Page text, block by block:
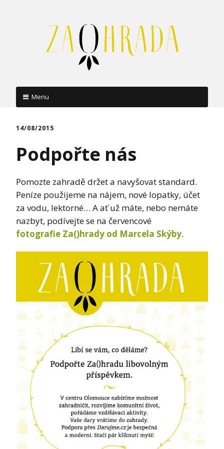
Menu
14/08/2015
Podpořte nás
Pomozte zahradě držet a navyšovat standard.
Peníze použijeme na nájem, nové lopatky, účet
za vodu, lektorné… A ať už máte, nebo nemáte
nazbyt, podívejte se na červencové
fotografie Za()hrady od Marcela Skýby.